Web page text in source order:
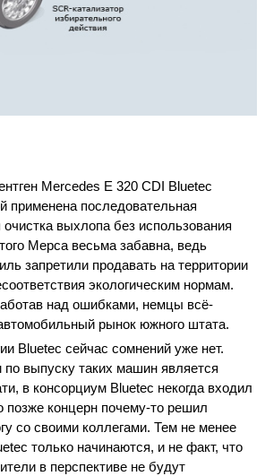
Mercedes E 320 CDI Bluetec
применена последовательная
выхлопа без использования
Мерса весьма забавна, ведь
запретили продавать на территории
экологическим нормам.
над ошибками, немцы всё-
рынок южного штата.
Bluetec сейчас сомнений уже нет.
выпуску таких машин является
в консорциум Bluetec некогда входил
позже концерн почему-то решил
со своими коллегами. Тем не менее
только начинаются, и не факт, что
в перспективе не будут